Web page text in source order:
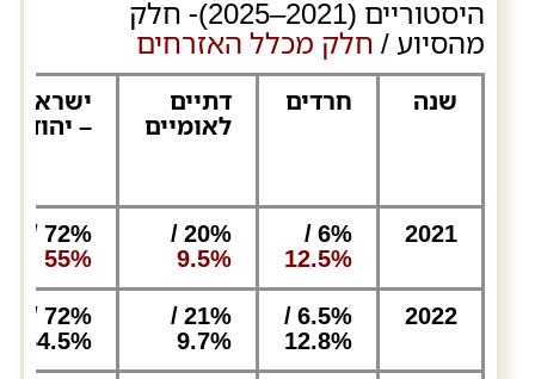
היסטוריים (2021–2025)- חלק
מהסיוע / חלק מכלל האזרחים
שנה חרדים דתיים
לאומיים
ישראלים
– יהודים
2021
6% /
12.5%
20% /
9.5%
72% /
55%
2022
6.5% /
12.8%
21% /
9.7%
72% /
54.5%